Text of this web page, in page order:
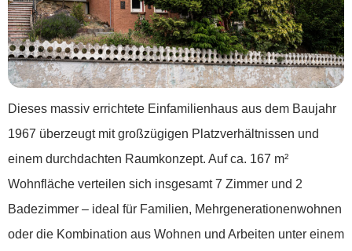
Dieses massiv errichtete Einfamilienhaus aus dem Baujahr
1967 überzeugt mit großzügigen Platzverhältnissen und
einem durchdachten Raumkonzept. Auf ca. 167 m²
Wohnfläche verteilen sich insgesamt 7 Zimmer und 2
Badezimmer – ideal für Familien, Mehrgenerationenwohnen
oder die Kombination aus Wohnen und Arbeiten unter einem